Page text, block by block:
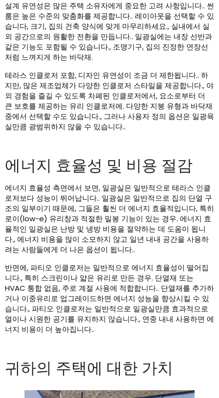
설계 유연성은 많은 주택 소유자에게 중요한 고려 사항입니다.. 썬
룸은 높은 수준의 맞춤화를 제공합니다.. 레이아웃을 선택할 수 있
습니다, 크기, 집의 건축 양식에 맞게 마무리하세요., 실내에서 실
외 공간으로의 원활한 전환을 만듭니다.. 일광실에는 내장 선반과
같은 기능도 포함될 수 있습니다., 조명기구, 집의 진정한 연장선
처럼 느껴지게 하는 바닥재.
테라스 인클로저 포함, 디자인 유연성이 조금 더 제한됩니다.. 하
지만, 많은 제조업체가 다양한 인클로저 스타일을 제공합니다., 야
외 경험을 즐길 수 있도록 차폐된 인클로저에서, 요소로부터 더
큰 보호를 제공하는 유리 인클로저에. 다양한 지붕 유형과 바닥재
중에서 선택할 수도 있습니다., 그러나 사용자 정의 옵션은 일광욕
실만큼 광범위하지 않을 수 있습니다..
에너지 효율성 및 비용 절감
에너지 효율성 측면에서 보면, 일광실은 일반적으로 테라스 인클
로저보다 성능이 뛰어납니다.. 일광실은 일반적으로 집의 단열 구
조의 일부이기 때문에, 그들은 훨씬 더 에너지 효율적입니다, 특히
로이(low-e) 유리창과 적절한 밀봉 기능이 있는 경우. 에너지 효
율적인 일광실은 난방 및 냉방 비용을 절약하는 데 도움이 됩니
다., 에너지 비용을 많이 소모하지 않고 일년 내내 공간을 사용하
려는 사람들에게 더 나은 옵션이 됩니다..
반면에, 파티오 인클로저는 일반적으로 에너지 효율성이 떨어집
니다., 특히 스크린이나 얇은 유리로 만든 경우. 단열재 또는
HVAC 통합 없음, 주로 계절 사용에 적합합니다.. 단열재를 추가하
거나 이중유리로 업그레이드하면 에너지 성능을 향상시킬 수 있
습니다., 파티오 인클로저는 일반적으로 일광실만큼 효과적으로
열이나 시원한 공기를 유지하지 않습니다., 연중 내내 사용하면 에
너지 비용이 더 높아집니다..
귀하의 주택에 대한 가치